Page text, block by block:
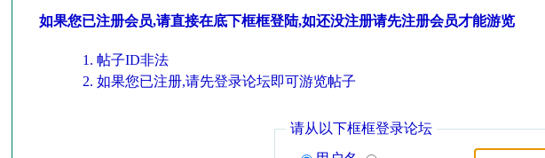
如果您已注册会员,请直接在底下框框登陆,如还没注册请先注册会员才能游览
帖子ID非法
如果您已注册,请先登录论坛即可游览帖子
请从以下框框登录论坛